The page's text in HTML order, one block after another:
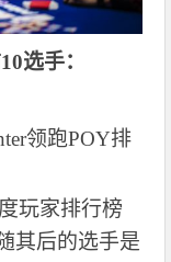
选手：
玩家排行榜
其后的选手是